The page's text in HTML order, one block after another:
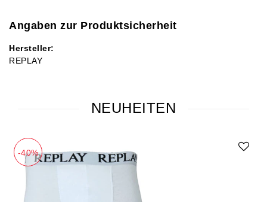
Angaben zur Produktsicherheit
Hersteller:
REPLAY
NEUHEITEN
-40%